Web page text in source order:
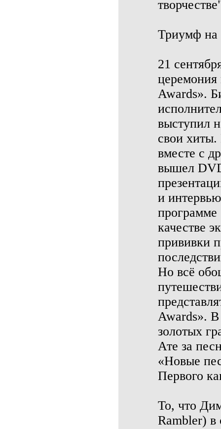
Триумф
21
Awards».
выступил
свои
вместе с
вышел
и
качестве
прививки
Но всё
Awards». В
золотых
Ате за
«Новые
Первого
То, что
Rambler) в